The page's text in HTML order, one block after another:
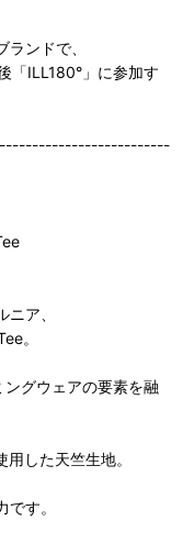
ンドで、
「ILL180°」に参加す
ア、
。
グウェアの要素を融
した天竺生地。
す。